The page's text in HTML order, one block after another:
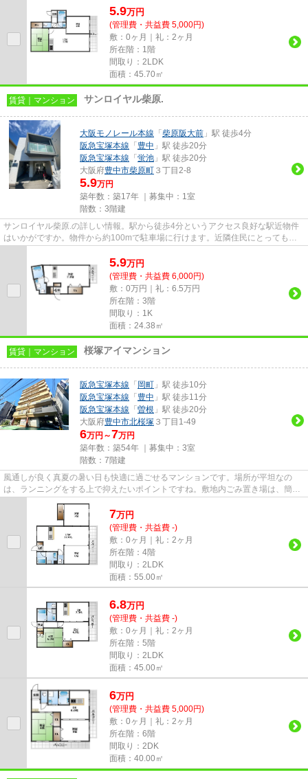
5.9万円
(管理費・共益費 5,000円)
敷：0ヶ月｜礼：2ヶ月
所在階：1階
間取り：2LDK
面積：45.70㎡
賃貸｜マンション サンロイヤル柴原.
大阪モノレール本線 「 柴原阪大前 」駅 徒歩4分
阪急宝塚本線 「 豊中 」駅 徒歩20分
阪急宝塚本線 「 蛍池 」駅 徒歩20分
大阪府豊中市柴原町 ３丁目2-8
5.9万円
築年数：築17年 ｜募集中： 1室
階数：3階建
サンロイヤル柴原.の詳しい情報。駅から徒歩4分というアクセス良好な駅近物件
はいかがですか。物件から約100mで駐車場に行けます。近隣住民にとっても快
5.9万円
(管理費・共益費 6,000円)
敷：0万円｜礼：6.5万円
所在階：3階
間取り：1K
面積：24.38㎡
賃貸｜マンション 桜塚アイマンション
阪急宝塚本線 「 岡町 」駅 徒歩10分
阪急宝塚本線 「 豊中 」駅 徒歩11分
阪急宝塚本線 「 曽根 」駅 徒歩20分
大阪府豊中市北桜塚 ３丁目1-49
6万円～7万円
築年数：築54年 ｜募集中： 3室
階数：7階建
風通しが良く真夏の暑い日も快適に過ごせるマンションです。場所が平坦なの
は、ランニングをする上で抑えたいポイントですね。敷地内ごみ置き場は、簡単
にごみ捨てができるのが魅力で...
7万円
(管理費・共益費 -)
敷：0ヶ月｜礼：2ヶ月
所在階：4階
間取り：2LDK
面積：55.00㎡
6.8万円
(管理費・共益費 -)
敷：0ヶ月｜礼：2ヶ月
所在階：5階
間取り：2LDK
面積：45.00㎡
6万円
(管理費・共益費 5,000円)
敷：0ヶ月｜礼：2ヶ月
所在階：6階
間取り：2DK
面積：40.00㎡